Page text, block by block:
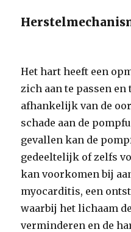
Het hart heeft een
zich aan te passen
afhankelijk van de
schade aan de
gevallen kan de
gedeeltelijk of zelfs
kan voorkomen bij
myocarditis, een
waarbij het lichaam
verminderen en de